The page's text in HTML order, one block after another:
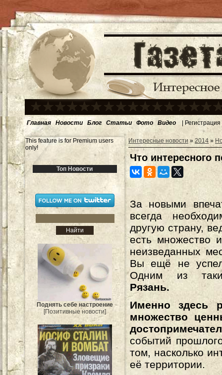
Главная Новости Блог Статьи Фото Видео | Регистрация
This feature is for Premium users
only!
Топ Новости
Поднять себе настроение
[Позитивные новости]
Интересные новости » 2014 »
Что интересного
За новыми
всегда
другую страну,
есть множество
неизведанных
Вы ещё не
Одним из
Рязань.
Именно здесь
множество
событий
том, насколько
её территории.